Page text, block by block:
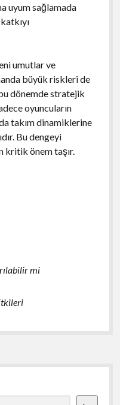
uyum sağlamada
umutlar ve
büyük riskleri de
dönemde stratejik
oyuncuların
takım dinamiklerine
Bu dengeyi
kritik önem taşır.
mi